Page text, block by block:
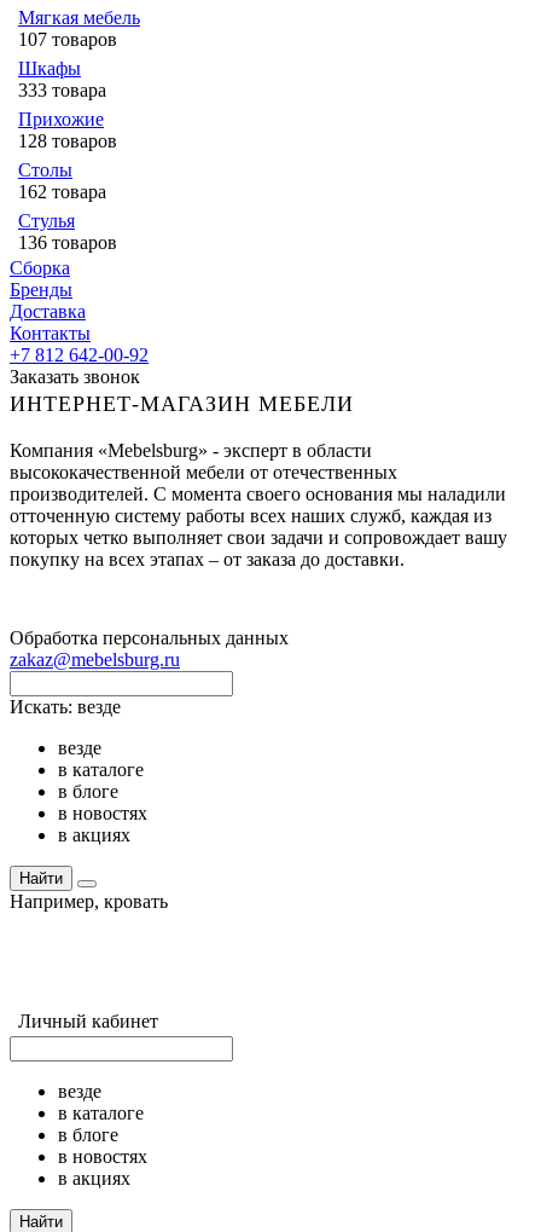
Мягкая мебель
107 товаров
Шкафы
333 товара
Прихожие
128 товаров
Столы
162 товара
Стулья
136 товаров
Сборка
Бренды
Доставка
Контакты
+7 812 642-00-92
Заказать звонок
ИНТЕРНЕТ-МАГАЗИН МЕБЕЛИ
Компания «Mebelsburg» - эксперт в области
высококачественной мебели от отечественных
производителей. С момента своего основания мы наладили
отточенную систему работы всех наших служб, каждая из
которых четко выполняет свои задачи и сопровождает вашу
покупку на всех этапах – от заказа до доставки.
Обработка персональных данных
zakaz@mebelsburg.ru
Искать: везде
везде
в каталоге
в блоге
в новостях
в акциях
Найти
Например, кровать
Личный кабинет
везде
в каталоге
в блоге
в новостях
в акциях
Найти